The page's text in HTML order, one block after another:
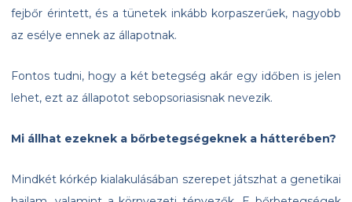
fejbőr érintett, és a tünetek inkább korpaszerűek, nagyobb
az esélye ennek az állapotnak.
Fontos tudni, hogy a két betegség akár egy időben is jelen
lehet, ezt az állapotot sebopsoriasisnak nevezik.
Mi állhat ezeknek a bőrbetegségeknek a hátterében?
Mindkét kórkép kialakulásában szerepet játszhat a genetikai